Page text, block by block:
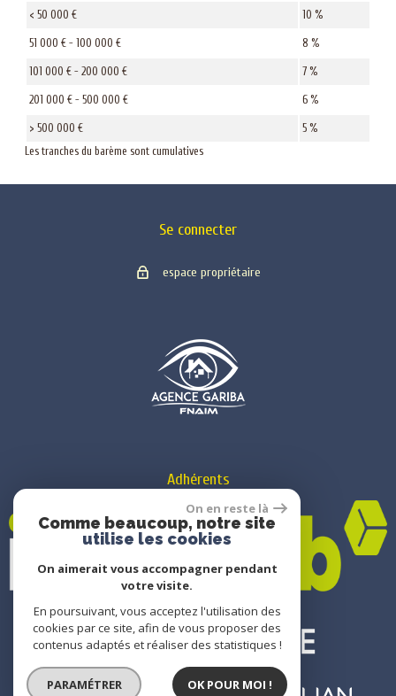
< 50 000 € 10 %
51 000 € - 100 000 € 8 %
101 000 € - 200 000 € 7 %
201 000 € - 500 000 € 6 %
> 500 000 €
5 %
Les tranches du barème sont cumulatives
Se connecter
espace propriétaire
Adhérents
On en reste là
Comme beaucoup, notre site
utilise les cookies
On aimerait vous accompagner pendant
votre visite.
En poursuivant, vous acceptez l'utilisation des
cookies par ce site, afin de vous proposer des
contenus adaptés et réaliser des statistiques !
PARAMÉTRER OK POUR MOI !